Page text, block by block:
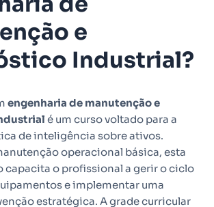
e
Industrial?
engenharia de manutenção e
é um curso voltado para a
de inteligência sobre ativos.
operacional básica, esta
capacita o profissional a gerir o ciclo
e implementar uma
estratégica. A grade curricular